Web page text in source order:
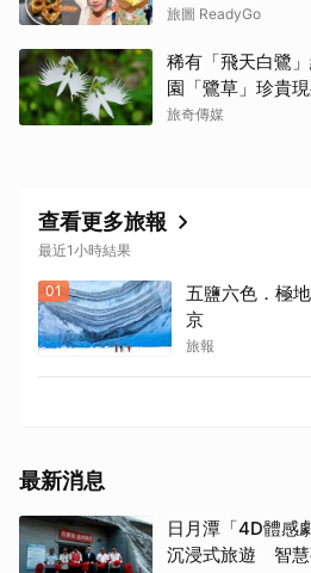
烤甜甜圈一次收
旅圖 ReadyGo
稀有「飛天白鷺
園「鷺草」珍貴
旅奇傳媒
查看更多旅報
最近1小時結果
01
五鹽六色．極
京
旅報
最新消息
日月潭「4D體感
沉浸式旅遊 智慧